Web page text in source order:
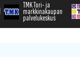
TMK Tori- ja
markkinakaupan
palvelukeskus